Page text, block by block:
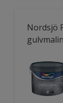
Nordsjö